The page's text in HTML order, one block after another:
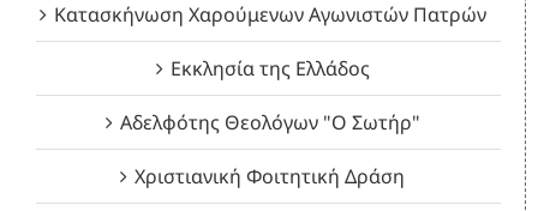
Κατασκήνωση Χαρούμενων Αγωνιστών Πατρών
Εκκλησία της Ελλάδος
Αδελφότης Θεολόγων "Ο Σωτήρ"
Χριστιανική Φοιτητική Δράση